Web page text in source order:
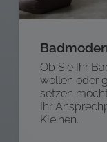
Ob Sie Ihr
wollen oder
setzen
Ihr
Kleinen.